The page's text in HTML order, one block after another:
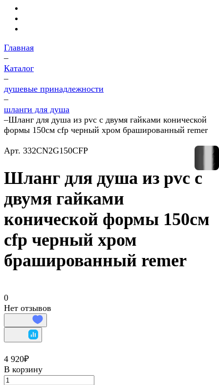
Главная
–
Каталог
–
душевые принадлежности
–
шланги для душа
–Шланг для душа из pvc с двумя гайками конической
формы 150см cfp черный хром брашированный remer
Арт. 332CN2G150CFP
Шланг для душа из pvc с
двумя гайками
конической формы 150см
cfp черный хром
брашированный remer
0
Нет отзывов
4 920₽
В корзину